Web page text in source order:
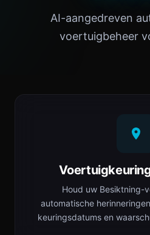
AI-aangedreven
voertuigbeheer
Houd uw Besiktning-
automatische
keuringsdatums en